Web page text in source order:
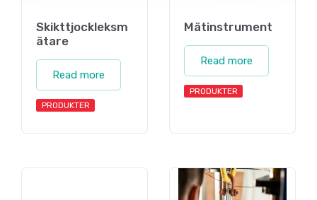
Skikttjockleksm
ätare
Read more
PRODUKTER
Mätinstrument
Read more
PRODUKTER